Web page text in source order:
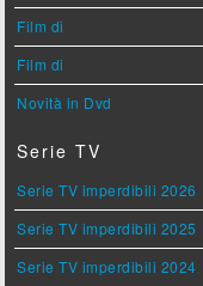
Film di
Film di
Novità in Dvd
Serie TV
Serie TV imperdibili 2026
Serie TV imperdibili 2025
Serie TV imperdibili 2024